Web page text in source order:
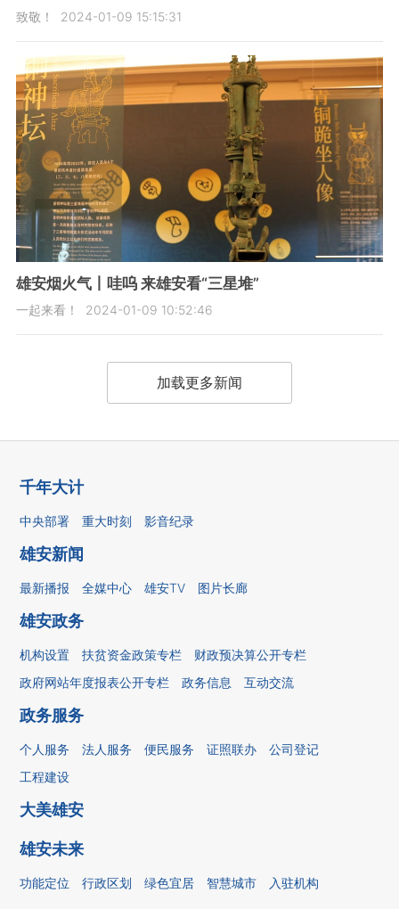
致敬！ 2024-01-09 15:15:31
雄安烟火气丨哇呜 来雄安看“三星堆”
一起来看！ 2024-01-09 10:52:46
加载更多新闻
千年大计
中央部署 重大时刻 影音纪录
雄安新闻
最新播报 全媒中心 雄安TV 图片长廊
雄安政务
机构设置 扶贫资金政策专栏
财政预决算公开专栏
政府网站年度报表公开专栏
政务信息 互动交流
政务服务
个人服务 法人服务 便民服务 证照联办
公司登记
工程建设
大美雄安
雄安未来
功能定位 行政区划 绿色宜居 智慧城市 入驻机构